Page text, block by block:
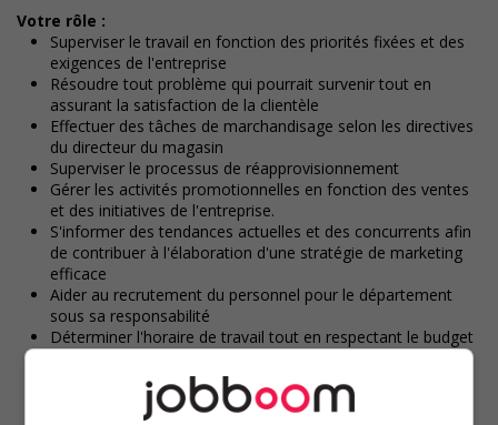
Votre rôle :
Superviser le travail en fonction des priorités fixées et des
exigences de l'entreprise
Résoudre tout problème qui pourrait survenir tout en
assurant la satisfaction de la clientèle
Effectuer des tâches de marchandisage selon les directives
du directeur du magasin
Superviser le processus de réapprovisionnement
Gérer les activités promotionnelles en fonction des ventes
et des initiatives de l'entreprise.
S'informer des tendances actuelles et des concurrents afin
de contribuer à l'élaboration d'une stratégie de marketing
efficace
Aider au recrutement du personnel pour le département
sous sa responsabilité
Déterminer l'horaire de travail tout en respectant le budget
des clients soient satisfaits
Encadrer, encourager et motiver les équipes